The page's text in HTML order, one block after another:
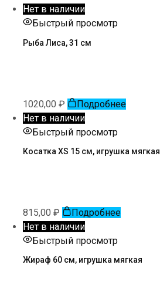
Нет в наличии
Быстрый просмотр
Рыба Лиса, 31 см
1020,00 ₽
Подробнее
Нет в наличии
Быстрый просмотр
Косатка XS 15 см, игрушка мягкая
815,00 ₽
Подробнее
Нет в наличии
Быстрый просмотр
Жираф 60 см, игрушка мягкая